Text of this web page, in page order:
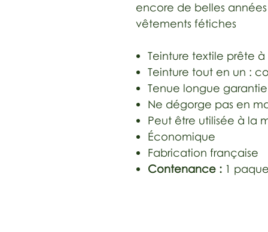
encore de belles
vêtements fétiches
Teinture textile prête
Teinture tout en un :
Tenue longue
Ne dégorge pas en
Peut être utilisée à la
Économique
Fabrication française
Contenance : 1